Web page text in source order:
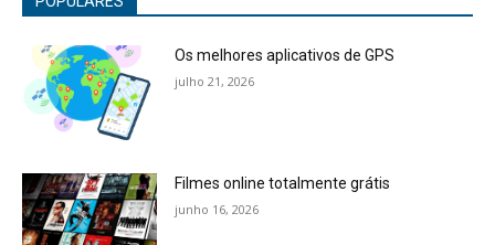
Os melhores aplicativos de GPS
julho 21, 2026
Filmes online totalmente grátis
junho 16, 2026